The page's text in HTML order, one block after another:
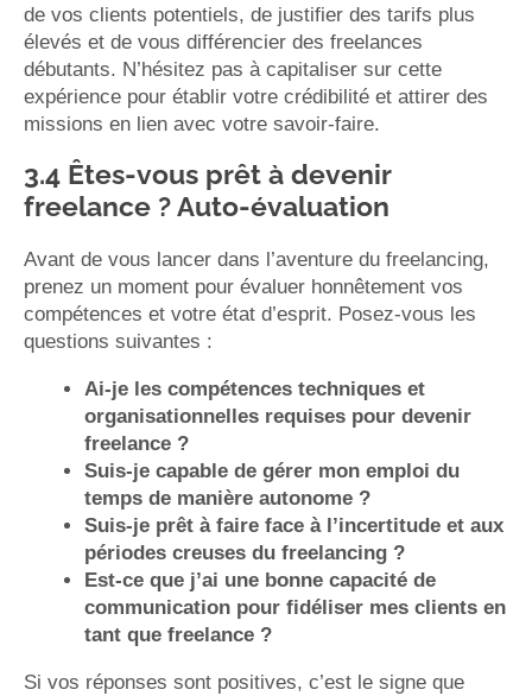
de vos clients potentiels, de justifier des tarifs plus
élevés et de vous différencier des freelances
débutants. N’hésitez pas à capitaliser sur cette
expérience pour établir votre crédibilité et attirer des
missions en lien avec votre savoir-faire.
3.4 Êtes-vous prêt à devenir
freelance ? Auto-évaluation
Avant de vous lancer dans l’aventure du freelancing,
prenez un moment pour évaluer honnêtement vos
compétences et votre état d’esprit. Posez-vous les
questions suivantes :
Ai-je les compétences techniques et
organisationnelles requises pour devenir
freelance ?
Suis-je capable de gérer mon emploi du
temps de manière autonome ?
Suis-je prêt à faire face à l’incertitude et aux
périodes creuses du freelancing ?
Est-ce que j’ai une bonne capacité de
communication pour fidéliser mes clients en
tant que freelance ?
Si vos réponses sont positives, c’est le signe que